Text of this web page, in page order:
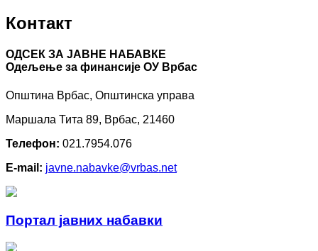
Контакт
ОДСЕК ЗА ЈАВНЕ НАБАВКЕ
Oдељење за финансије ОУ Врбас
Општина Врбас, Општинска управа
Маршала Тита 89, Врбас, 21460
Телефон: 021.7954.076
E-mail: javne.nabavke@vrbas.net
Портал јавних набавки